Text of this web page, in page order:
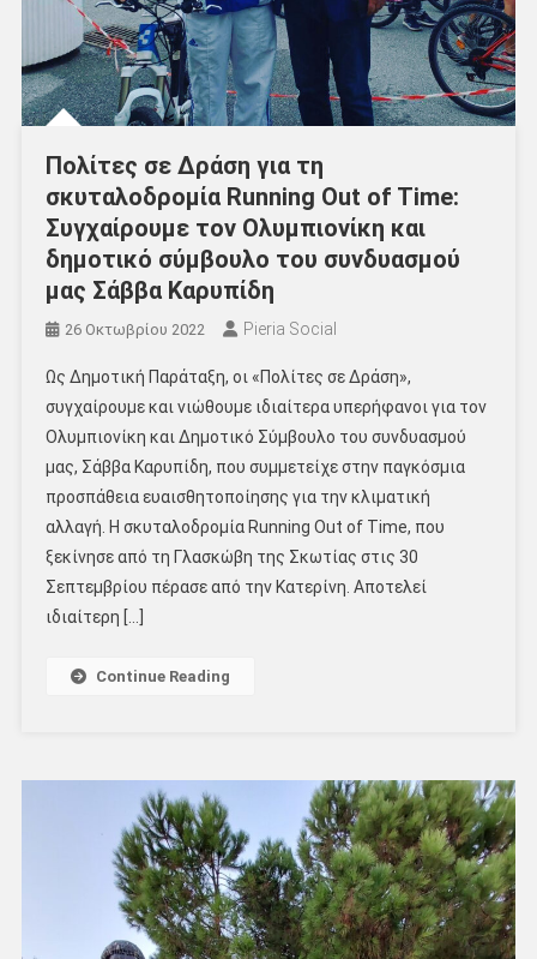
Πολίτες σε Δράση για τη
σκυταλοδρομία Running Out of Time:
Συγχαίρουμε τον Ολυμπιονίκη και
δημοτικό σύμβουλο του συνδυασμού
μας Σάββα Καρυπίδη
26 Οκτωβρίου 2022 Pieria Social
Ως Δημοτική Παράταξη, οι «Πολίτες σε Δράση»,
συγχαίρουμε και νιώθουμε ιδιαίτερα υπερήφανοι για τον
Ολυμπιονίκη και Δημοτικό Σύμβουλο του συνδυασμού
μας, Σάββα Καρυπίδη, που συμμετείχε στην παγκόσμια
προσπάθεια ευαισθητοποίησης για την κλιματική
αλλαγή. Η σκυταλοδρομία Running Out of Time, που
ξεκίνησε από τη Γλασκώβη της Σκωτίας στις 30
Σεπτεμβρίου πέρασε από την Κατερίνη. Αποτελεί
ιδιαίτερη […]
Continue Reading